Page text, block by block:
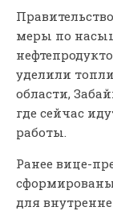
меры по
уделили
области,
где сейчас
работы.
Ранее вице-
для